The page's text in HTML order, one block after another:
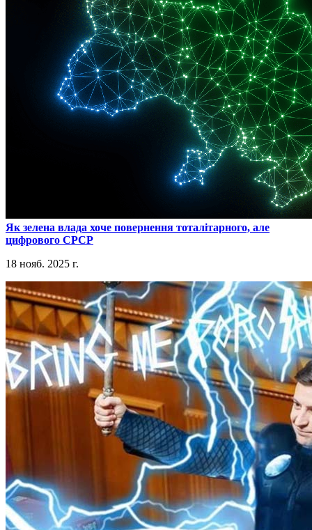
​Як зелена влада хоче повернення тоталітарного, але
цифрового СРСР
18 нояб. 2025 г.